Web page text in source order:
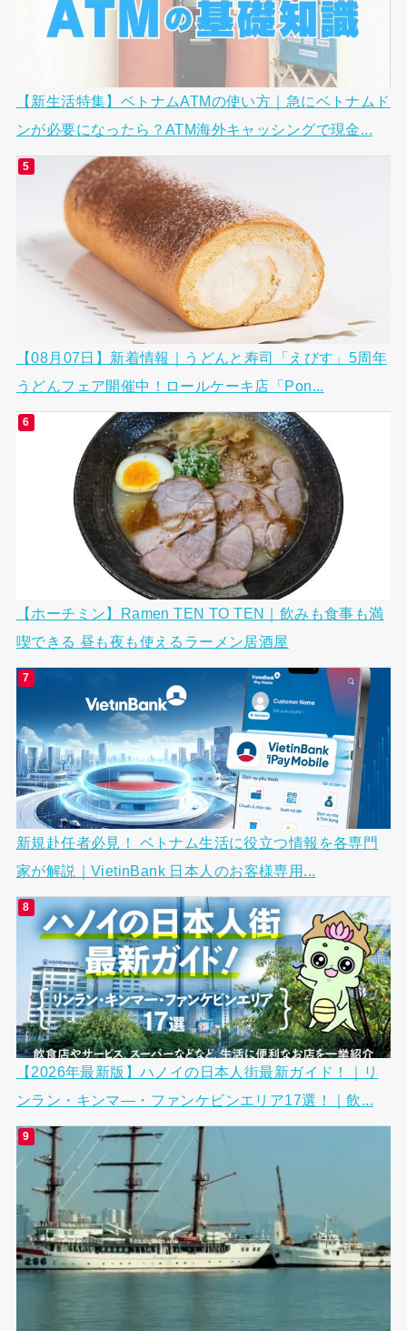
【新生活特集】ベトナムATMの使い方｜急にベトナムド
ンが必要になったら？ATM海外キャッシングで現金...
【08月07日】新着情報｜うどんと寿司「えびす」5周年
うどんフェア開催中！ロールケーキ店「Pon...
【ホーチミン】Ramen TEN TO TEN｜飲みも食事も満
喫できる 昼も夜も使えるラーメン居酒屋
新規赴任者必見！ ベトナム生活に役立つ情報を各専門
家が解説｜VietinBank 日本人のお客様専用...
【2026年最新版】ハノイの日本人街最新ガイド！｜リ
ンラン・キンマ―・ファンケビンエリア17選！｜飲...